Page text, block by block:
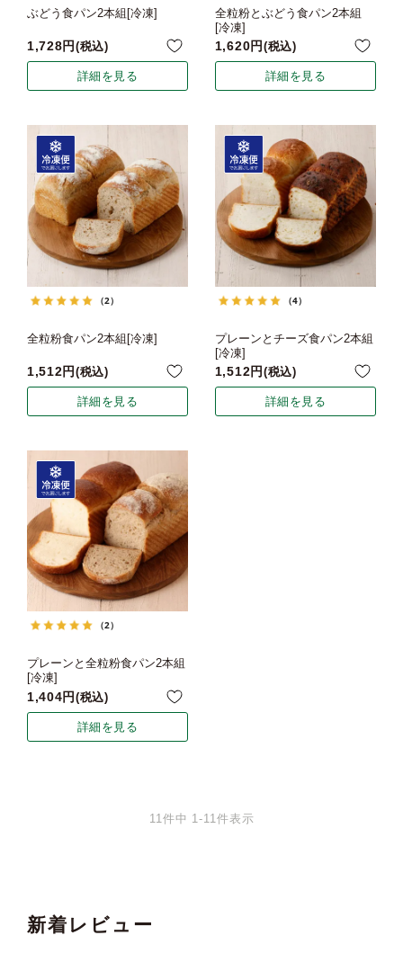
ぶどう食パン2本組[冷凍]
1,728 税込
詳細を見る
全粒粉とぶどう食パン2本組
[冷凍]
1,620 税込
詳細を見る
（2）
全粒粉食パン2本組[冷凍]
1,512 税込
詳細を見る
（4）
プレーンとチーズ食パン2本組
[冷凍]
1,512 税込
詳細を見る
（2）
プレーンと全粒粉食パン2本組
[冷凍]
1,404 税込
詳細を見る
11件中 1 -11件表示
新着レビュー